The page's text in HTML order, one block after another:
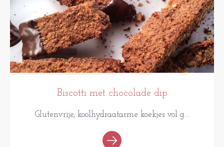
Biscotti met chocolade dip
Glutenvrije, koolhydraatarme koekjes vol g...